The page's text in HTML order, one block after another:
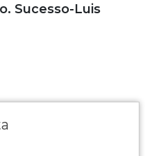
Sucesso-Luis